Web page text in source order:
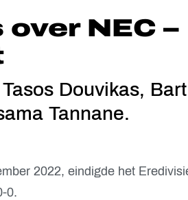
– FC UTRECHT
NEC –
Douvikas, Bart
Tannane.
2022, eindigde het
0.